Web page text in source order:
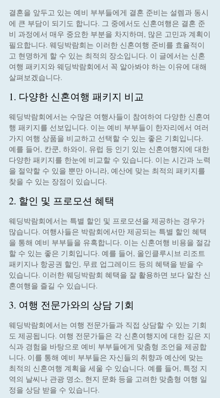
결혼을 앞두고 있는 예비 부부들에게 결혼 준비는 설렘과 동시
에 큰 부담이 되기도 합니다. 그 중에서도 신혼여행은 결혼 준
비 과정에서 매우 중요한 부분을 차지하며, 많은 고민과 계획이
필요합니다. 웨딩박람회는 이러한 신혼여행 준비를 효율적이
고 현명하게 할 수 있는 최적의 장소입니다. 이 글에서는 신혼
여행 패키지와 웨딩박람회에서 꼭 알아봐야 하는 이유에 대해
살펴보겠습니다.
1. 다양한 신혼여행 패키지 비교
웨딩박람회에서는 수많은 여행사들이 참여하여 다양한 신혼여
행 패키지를 선보입니다. 이는 예비 부부들이 한자리에서 여러
가지 여행 상품을 비교하고 선택할 수 있는 좋은 기회입니다.
예를 들어, 칸쿤, 하와이, 유럽 등 인기 있는 신혼여행지에 대한
다양한 패키지를 한눈에 비교할 수 있습니다. 이는 시간과 노력
을 절약할 수 있을 뿐만 아니라, 예산에 맞는 최적의 패키지를
찾을 수 있는 장점이 있습니다.
2. 할인 및 프로모션 혜택
웨딩박람회에서는 특별 할인 및 프로모션을 제공하는 경우가
많습니다. 여행사들은 박람회에서만 제공되는 특별 할인 혜택
을 통해 예비 부부들을 유혹합니다. 이는 신혼여행 비용을 절감
할 수 있는 좋은 기회입니다. 예를 들어, 올인클루시브 리조트
패키지나 항공권 할인, 무료 업그레이드 등의 혜택을 받을 수
있습니다. 이러한 웨딩박람회 혜택을 잘 활용하면 보다 알찬 신
혼여행을 즐길 수 있습니다.
3. 여행 전문가와의 상담 기회
웨딩박람회에서는 여행 전문가들과 직접 상담할 수 있는 기회
도 제공됩니다. 여행 전문가들은 각 신혼여행지에 대한 깊은 지
식과 경험을 바탕으로 예비 부부들에게 맞춤형 조언을 제공합
니다. 이를 통해 예비 부부들은 자신들의 취향과 예산에 맞는
최적의 신혼여행 계획을 세울 수 있습니다. 예를 들어, 특정 지
역의 날씨나 관광 명소, 현지 문화 등을 고려한 맞춤형 여행 일
정을 상담 받을 수 있습니다.